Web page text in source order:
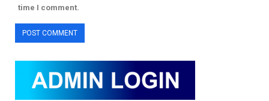
time I comment.